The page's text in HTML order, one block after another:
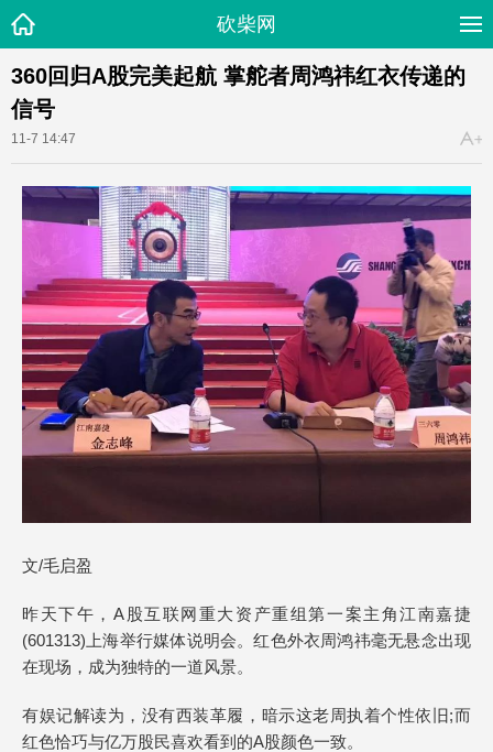
砍柴网
360回归A股完美起航 掌舵者周鸿祎红衣传递的
信号
11-7 14:47
文/毛启盈
昨天下午，A股互联网重大资产重组第一案主角江南嘉捷
(601313)上海举行媒体说明会。红色外衣周鸿祎毫无悬念出现
在现场，成为独特的一道风景。
有娱记解读为，没有西装革履，暗示这老周执着个性依旧;而
红色恰巧与亿万股民喜欢看到的A股颜色一致。